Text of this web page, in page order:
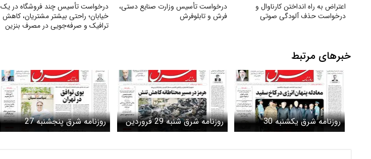
اعتراض به راه انداختن کارناوال و
درخواست حذف آلودگی صوتی
درخواست تأسیس وزارت صنایع دستی،
فرش و تابلوفرش
درخواست تأسیس چند فروشگاه در یک
خیابان؛ راحتی بیشتر مشتریان، کاهش
ترافیک و صرفه‌جویی در مصرف بنزین
خبرهای مرتبط
روزنامه شرق یکشنبه 30
فروردین 1405 شماره 5363
روزنامه شرق شنبه 29 فروردین
1405 شماره 5362
روزنامه شرق پنجشنبه 27
فروردین 1405 شماره 5361